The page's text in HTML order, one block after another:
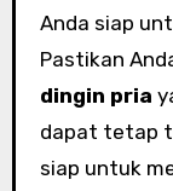
Anda siap
Pastikan
dingin pria
dapat tetap
siap untuk